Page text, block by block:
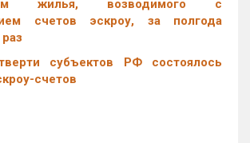
жилья, возводимого с
счетов эскроу, за полгода
субъектов РФ состоялось
счетов